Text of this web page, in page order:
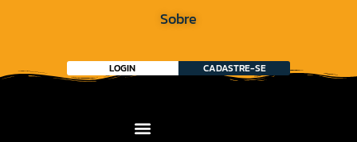
Sobre
LOGIN CADASTRE-SE